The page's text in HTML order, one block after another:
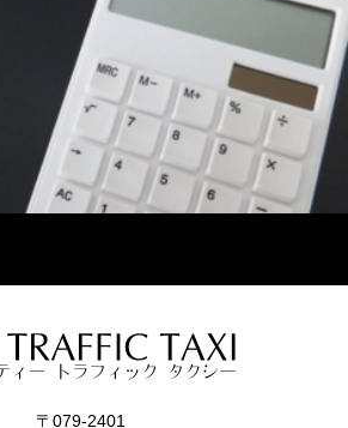
〒079-2401